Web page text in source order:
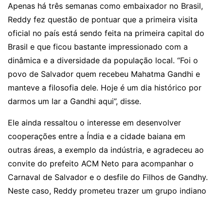
Apenas há três semanas como embaixador no Brasil,
Reddy fez questão de pontuar que a primeira visita
oficial no país está sendo feita na primeira capital do
Brasil e que ficou bastante impressionado com a
dinâmica e a diversidade da população local. “Foi o
povo de Salvador quem recebeu Mahatma Gandhi e
manteve a filosofia dele. Hoje é um dia histórico por
darmos um lar a Gandhi aqui”, disse.
Ele ainda ressaltou o interesse em desenvolver
cooperações entre a Índia e a cidade baiana em
outras áreas, a exemplo da indústria, e agradeceu ao
convite do prefeito ACM Neto para acompanhar o
Carnaval de Salvador e o desfile do Filhos de Gandhy.
Neste caso, Reddy prometeu trazer um grupo indiano